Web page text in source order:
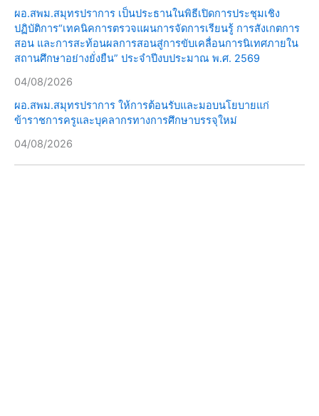
ผอ.สพม.สมุทรปราการ เป็นประธานในพิธีเปิดการประชุมเชิง
ปฏิบัติการ“เทคนิคการตรวจแผนการจัดการเรียนรู้ การสังเกตการ
สอน และการสะท้อนผลการสอนสู่การขับเคลื่อนการนิเทศภายใน
สถานศึกษาอย่างยั่งยืน” ประจำปีงบประมาณ พ.ศ. 2569
04/08/2026
ผอ.สพม.สมุทรปราการ ให้การต้อนรับและมอบนโยบายแก่
ข้าราชการครูและบุคลากรทางการศึกษาบรรจุใหม่
04/08/2026